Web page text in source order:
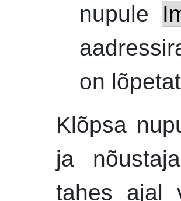
nupule
on
Klõpsa
ja
tahes ajal